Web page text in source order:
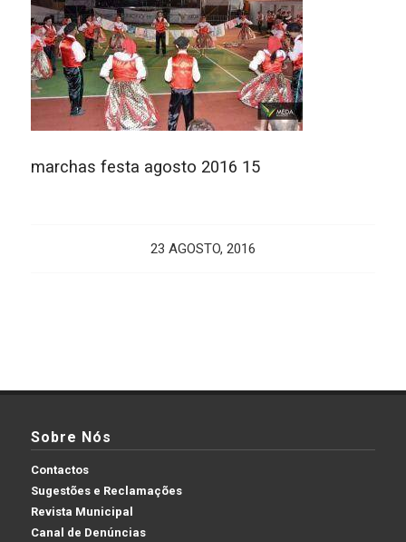
marchas festa agosto 2016 15
23 AGOSTO, 2016
Sobre Nós
Contactos
Sugestões e Reclamações
Revista Municipal
Canal de Denúncias